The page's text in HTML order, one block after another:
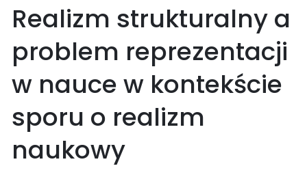
Realizm strukturalny a
problem reprezentacji
w nauce w kontekście
sporu o realizm
naukowy